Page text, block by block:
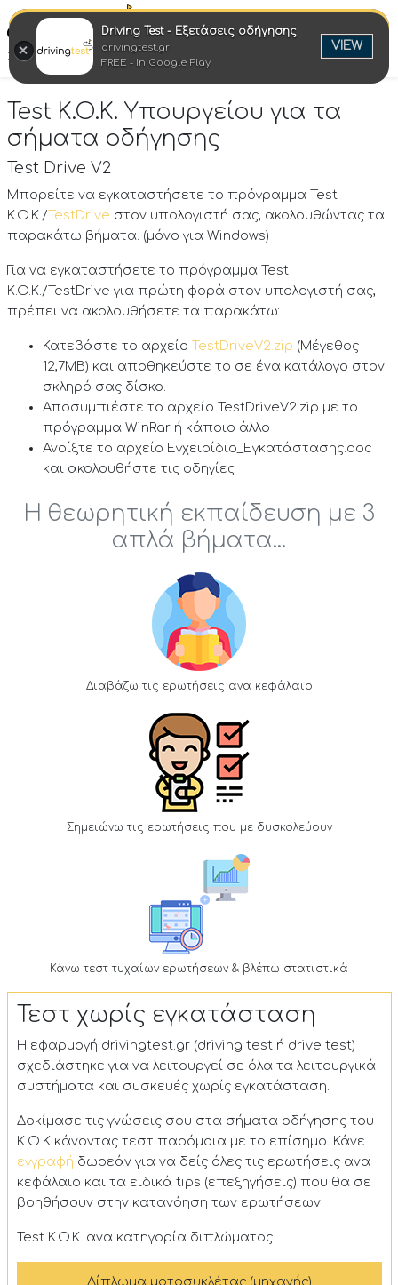
Στροφή στην επιτυχία
Test K.O.K. Υπουργείου για τα
σήματα οδήγησης
Test Drive V2
Μπορείτε να εγκαταστήσετε το πρόγραμμα Test
K.O.K./TestDrive στον υπολογιστή σας, ακολουθώντας τα
παρακάτω βήματα. (μόνο για Windows)
Για να εγκαταστήσετε το πρόγραμμα Test
K.O.K./TestDrive για πρώτη φορά στον υπολογιστή σας,
πρέπει να ακολουθήσετε τα παρακάτω:
Κατεβάστε το αρχείο TestDriveV2.zip (Μέγεθος
12,7ΜΒ) και αποθηκεύστε το σε ένα κατάλογο στον
σκληρό σας δίσκο.
Αποσυμπιέστε το αρχείο TestDriveV2.zip με το
πρόγραμμα WinRar ή κάποιο άλλο
Ανοίξτε το αρχείο Εγχειρίδιο_Εγκατάστασης.doc
και ακολουθήστε τις οδηγίες
Η θεωρητική εκπαίδευση με 3
απλά βήματα...
Διαβάζω τις ερωτήσεις ανα κεφάλαιο
Σημειώνω τις ερωτήσεις που με δυσκολεύουν
Κάνω τεστ τυχαίων ερωτήσεων & βλέπω στατιστικά
Τεστ χωρίς εγκατάσταση
Η εφαρμογή drivingtest.gr (driving test ή drive test)
σχεδιάστηκε για να λειτουργεί σε όλα τα λειτουργικά
συστήματα και συσκευές χωρίς εγκατάσταση.
Δοκίμασε τις γνώσεις σου στα σήματα οδήγησης του
Κ.Ο.Κ κάνοντας τεστ παρόμοια με το επίσημο. Κάνε
εγγραφή δωρεάν για να δείς όλες τις ερωτήσεις ανα
κεφάλαιο και τα ειδικά tips (επεξηγήσεις) που θα σε
βοηθήσουν στην κατανόηση των ερωτήσεων.
Test K.O.K. ανα κατηγορία διπλώματος
Δίπλωμα μοτοσυκλέτας (μηχανής)
Driving Test - Εξετάσεις οδήγησης
drivingtest.gr
FREE - In Google Play
VIEW